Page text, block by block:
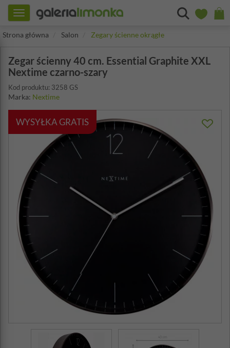
Toggle
navigation
Strona główna
Salon Zegary ścienne okrągłe
Zegar ścienny 40 cm. Essential Graphite XXL
Nextime czarno-szary
Kod produktu: 3258 GS
Marka: Nextime
WYSYŁKA GRATIS